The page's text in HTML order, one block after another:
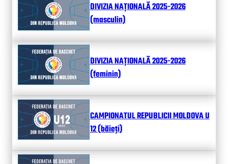
DIVIZIA NAȚIONALĂ 2025-2026
(masculin)
DIVIZIA NAȚIONALĂ 2025-2026
(feminin)
CAMPIONATUL REPUBLICII MOLDOVA U
12 (băieți)